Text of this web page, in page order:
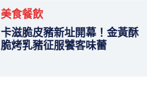
美食餐飲
卡滋脆皮豬新址開幕！金黃酥
脆烤乳豬征服饕客味蕾